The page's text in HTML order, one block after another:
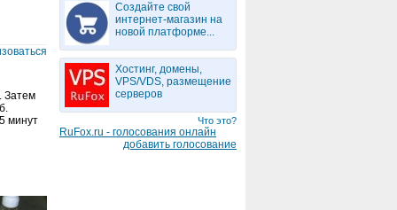
Создайте свой
интернет-магазин на
новой платформе...
Хостинг, домены,
VPS/VDS, размещение
серверов
Что это?
RuFox.ru - голосования онлайн
добавить голосование
Затем
минут